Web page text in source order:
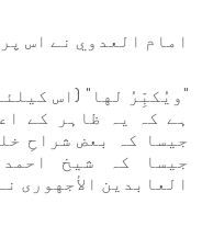
امام العدوي نے اس
"ويُكبِّرُ لها" (اس
ہے کہ یہ ظاہر کے
جیسا کہ بعض شراحِ
جیسا کہ شیخ
العابدین الأجهوری